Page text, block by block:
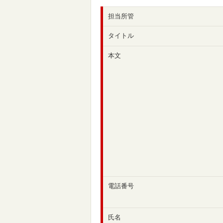
担当所管
タイトル
本文
電話番号
氏名